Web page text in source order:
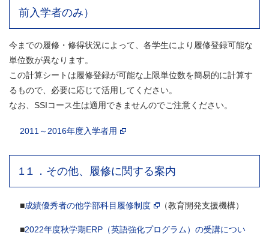
前入学者のみ）
今までの履修・修得状況によって、各学生により履修登録可能な
単位数が異なります。
この計算シートは履修登録が可能な上限単位数を簡易的に計算す
るもので、必要に応じて活用してください。
なお、SSIコース生は適用できませんのでご注意ください。
2011～2016年度入学者用
1１．その他、履修に関する案内
■成績優秀者の他学部科目履修制度 （教育開発支援機構）
■2022年度秋学期ERP（英語強化プログラム）の受講につい